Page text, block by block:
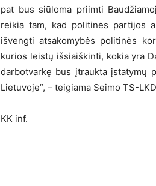
pat bus siūloma priimti
reikia tam, kad politinės partijos
išvengti atsakomybės politinės
kurios leistų išsiaiškinti, kokia yra
darbotvarkę bus įtraukta įstatymų
Lietuvoje”, – teigiama Seimo TS-
KK inf.